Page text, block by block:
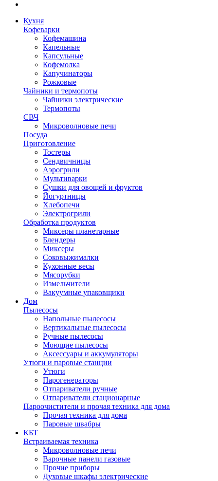
Кухня
Кофеварки
Кофемашина
Капельные
Капсульные
Кофемолка
Капучинаторы
Рожковые
Чайники и термопоты
Чайники электрические
Термопоты
СВЧ
Микроволновые печи
Посуда
Приготовление
Тостеры
Сендвичницы
Аэрогрили
Мультиварки
Сушки для овощей и фруктов
Йогуртницы
Хлебопечи
Электрогрили
Обработка продуктов
Миксеры планетарные
Блендеры
Миксеры
Соковыжималки
Кухонные весы
Мясорубки
Измельчители
Вакуумные упаковщики
Дом
Пылесосы
Напольные пылесосы
Вертикальные пылесосы
Ручные пылесосы
Моющие пылесосы
Аксессуары и аккумуляторы
Утюги и паровые станции
Утюги
Парогенераторы
Отпариватели ручные
Отпариватели стационарные
Пароочистители и прочая техника для дома
Прочая техника для дома
Паровые швабры
КБТ
Встраиваемая техника
Микроволновые печи
Варочные панели газовые
Прочие приборы
Духовые шкафы электрические